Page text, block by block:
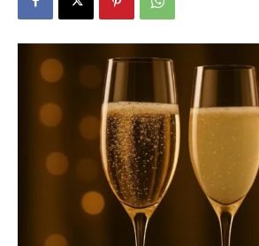
Portal
rund